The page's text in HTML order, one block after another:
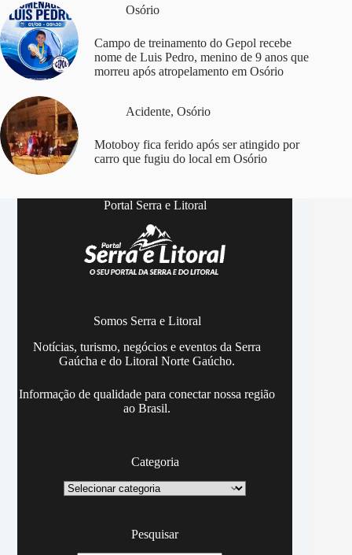
Osório
Campo de treinamento do Gepol recebe
nome de Luis Pedro, menino de 9 anos que
morreu após atropelamento em Osório
Acidente, Osório
Motoboy fica ferido após ser atingido por
carro que fugiu do local em Osório
Portal Serra e Litoral
Somos Serra e Litoral
Notícias, turismo, negócios e eventos da Serra
Gaúcha e do Litoral Norte Gaúcho.
Informação de qualidade para conectar nossa região
ao Brasil.
Categoria
Categoria
Pesquisar